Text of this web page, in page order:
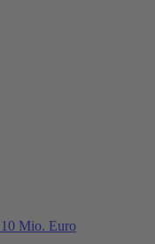
Mio. Euro